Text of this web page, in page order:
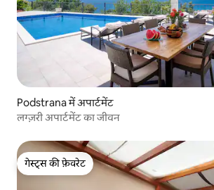
Podstrana में अपार्टमेंट
लग्ज़री अपार्टमेंट का जीवन
गेस्ट्स की फ़ेवरेट
गेस्ट्स की फ़ेवरेट